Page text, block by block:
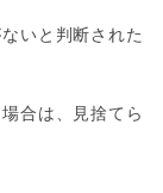
いと判断された
合は、見捨てら